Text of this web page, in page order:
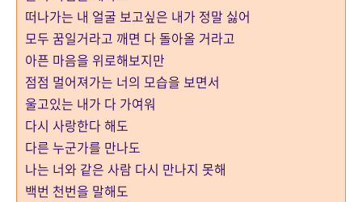
떠나가는 내 얼굴 보고싶은 내가 정말 싫어
모두 꿈일거라고 깨면 다 돌아올 거라고
아픈 마음을 위로해보지만
점점 멀어져가는 너의 모습을 보면서
울고있는 내가 다 가여워
다시 사랑한다 해도
다른 누군가를 만나도
나는 너와 같은 사람 다시 만나지 못해
백번 천번을 말해도